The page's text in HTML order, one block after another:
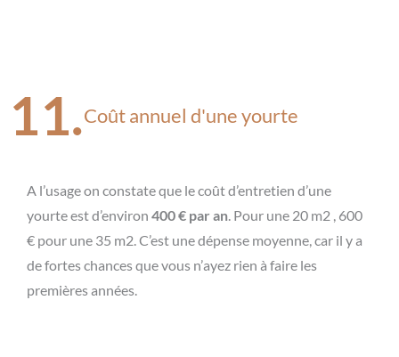
11.Coût annuel d'une yourte
A l’usage on constate que le coût d’entretien d’une
yourte est d’environ 400 € par an. Pour une 20 m2 , 600
€ pour une 35 m2. C’est une dépense moyenne, car il y a
de fortes chances que vous n’ayez rien à faire les
premières années.